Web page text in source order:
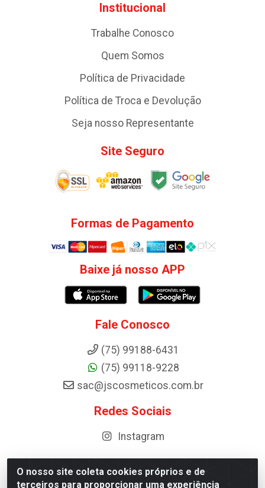
O nosso site coleta cookies próprios e de
terceiros para proporcionar uma experiência
Institucional
Trabalhe Conosco
Quem Somos
Política de Privacidade
Política de Troca e Devolução
Seja nosso Representante
Site Seguro
Formas de Pagamento
Baixe já nosso APP
Fale Conosco
(75) 99188-6431
(75) 99118-9228
sac@jscosmeticos.com.br
Redes Sociais
Instagram
Distribuidora de Cosméticos Antoneto LTDA - BA-052,